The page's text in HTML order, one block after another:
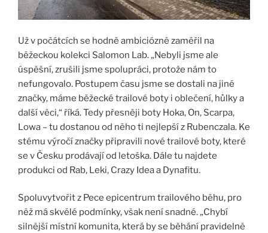
Už v počátcích se hodně ambiciózně zaměřil na
běžeckou kolekci Salomon Lab. „Nebyli jsme ale
úspěšní, zrušili jsme spolupráci, protože nám to
nefungovalo. Postupem času jsme se dostali na jiné
značky, máme běžecké trailové boty i oblečení, hůlky a
další věci,“ říká. Tedy přesněji boty Hoka, On, Scarpa,
Lowa – tu dostanou od něho ti nejlepší z Rubenczala. Ke
stému výročí značky připravili nové trailové boty, které
se v Česku prodávají od letoška. Dále tu najdete
produkci od Rab, Leki, Crazy Idea a Dynafitu.
Spoluvytvořit z Pece epicentrum trailového běhu, pro
něž má skvělé podmínky, však není snadné. „Chybí
silnější místní komunita, která by se běhání pravidelně